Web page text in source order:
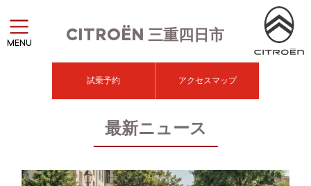
CITROËN 三重四日市
MENU
試乗予約 アクセスマップ
最新ニュース